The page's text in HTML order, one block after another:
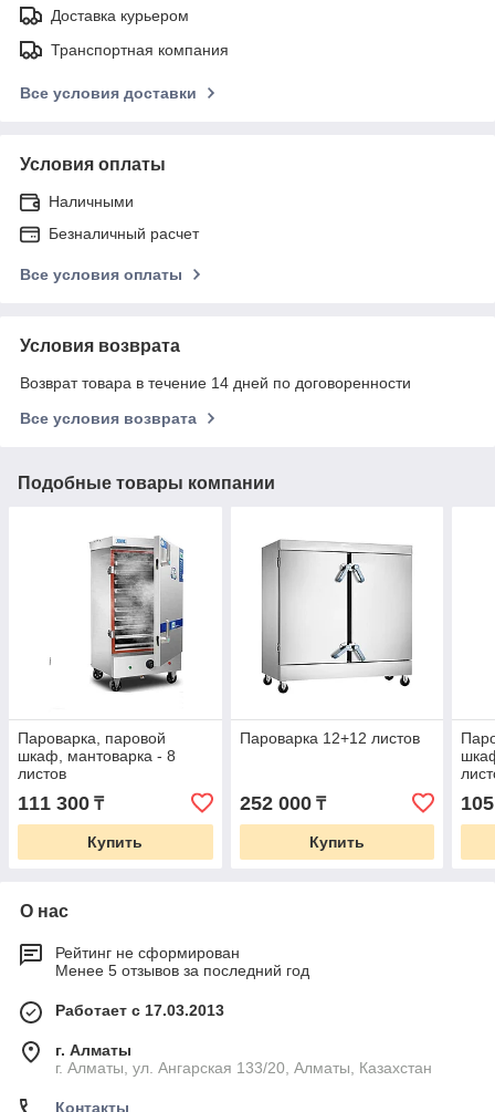
Доставка курьером
Транспортная компания
Все условия доставки
Условия оплаты
Наличными
Безналичный расчет
Все условия оплаты
Условия возврата
Возврат товара в течение 14 дней по договоренности
Все условия возврата
Подобные товары компании
Пароварка, паровой
шкаф, мантоварка - 8
листов
111 300 ₸
Купить
Пароварка 12+12 листов
252 000₸
Купить
О нас
Рейтинг не сформирован
Менее 5 отзывов за последний год
Работает с 17.03.2013
г. Алматы
г. Алматы, ул. Ангарская 133/20, Алматы, Казахстан
Контакты